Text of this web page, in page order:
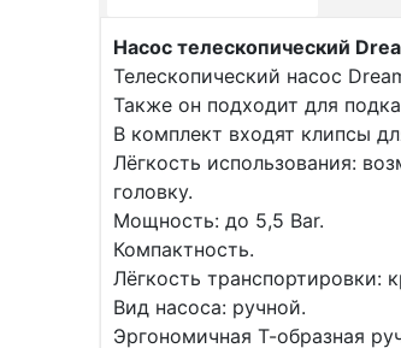
Насос телескопический
Телескопический насос
Также он подходит для
В комплект входят клипсы
Лёгкость использования:
головку.
Мощность: до 5,5 Bar.
Компактность.
Лёгкость транспортировки:
Вид насоса: ручной.
Эргономичная Т-образная